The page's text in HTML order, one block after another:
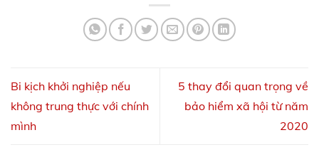
Bi kịch khởi nghiệp nếu
không trung thực với chính
mình
5 thay đổi quan trọng về
bảo hiểm xã hội từ năm
2020